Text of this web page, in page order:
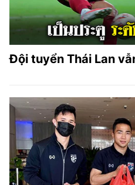
Đội tuyển Thái Lan